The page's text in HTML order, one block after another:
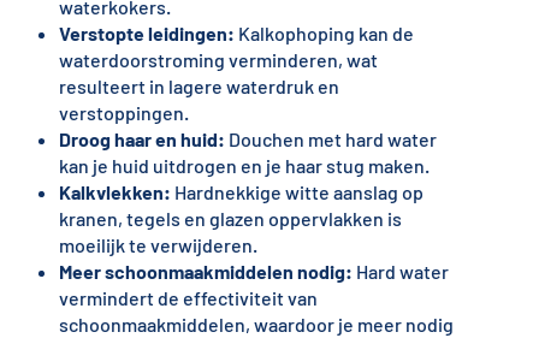
waterkokers.
Verstopte leidingen: Kalkophoping kan de
waterdoorstroming verminderen, wat
resulteert in lagere waterdruk en
verstoppingen.
Droog haar en huid: Douchen met hard water
kan je huid uitdrogen en je haar stug maken.
Kalkvlekken: Hardnekkige witte aanslag op
kranen, tegels en glazen oppervlakken is
moeilijk te verwijderen.
Meer schoonmaakmiddelen nodig: Hard water
vermindert de effectiviteit van
schoonmaakmiddelen, waardoor je meer nodig